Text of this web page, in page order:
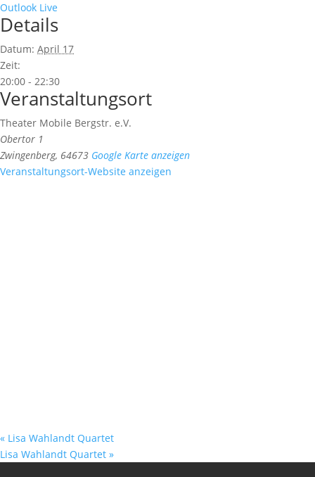
Outlook Live
Details
Datum: April 17
Zeit:
20:00 - 22:30
Veranstaltungsort
Theater Mobile Bergstr. e.V.
Obertor 1
Zwingenberg, 64673 Google Karte anzeigen
Veranstaltungsort-Website anzeigen
« Lisa Wahlandt Quartet
Lisa Wahlandt Quartet »